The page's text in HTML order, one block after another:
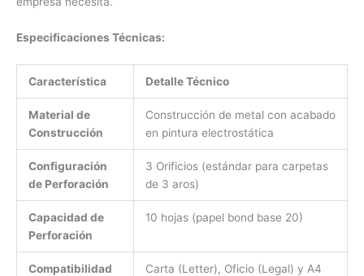
Especificaciones Técnicas:
Característica Detalle Técnico
Material de
Construcción
Construcción de metal con acabado
en pintura electrostática
Configuración
de Perforación
3 Orificios (estándar para carpetas
de 3 aros)
Capacidad de
Perforación
10 hojas (papel bond base 20)
Compatibilidad
Carta (Letter), Oficio (Legal) y A4